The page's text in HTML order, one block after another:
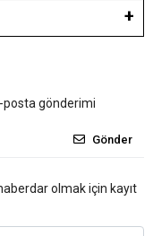
posta gönderimi
Gönder
olmak için kayıt